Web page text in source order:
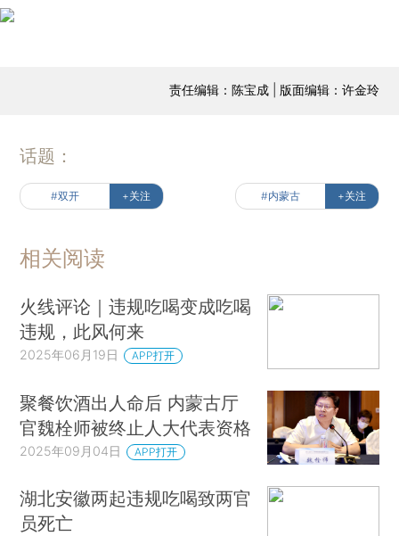
责任编辑：陈宝成 | 版面编辑：许金玲
话题：
#双开 +关注 #内蒙古 +关注
相关阅读
火线评论｜违规吃喝变成吃喝
违规，此风何来
2025年06月19日 APP打开
聚餐饮酒出人命后 内蒙古厅
官魏栓师被终止人大代表资格
2025年09月04日 APP打开
湖北安徽两起违规吃喝致两官
员死亡